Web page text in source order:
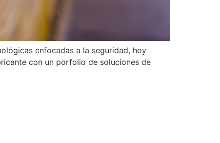
enfocadas a la seguridad, hoy
con un porfolio de soluciones de